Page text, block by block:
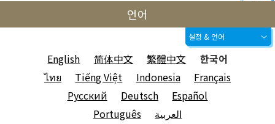
언어
설정 & 언어
English 简体中文 繁體中文
한국어
ไทย
Tiếng Việt Indonesia
Français
Русский
Deutsch
Español
Português
العربية